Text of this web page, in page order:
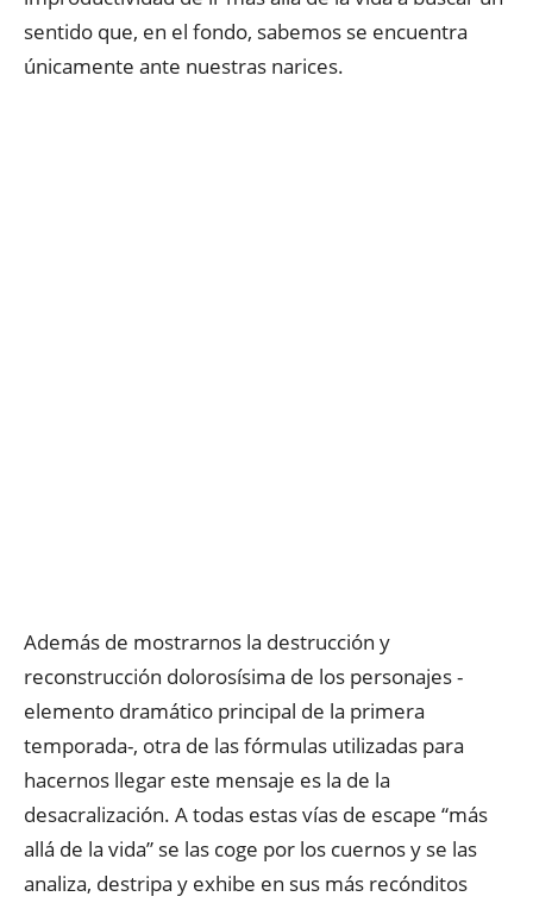
sentido que, en el fondo, sabemos se encuentra
únicamente ante nuestras narices.
Además de mostrarnos la destrucción y
reconstrucción dolorosísima de los personajes -
elemento dramático principal de la primera
temporada-, otra de las fórmulas utilizadas para
hacernos llegar este mensaje es la de la
desacralización. A todas estas vías de escape “más
allá de la vida” se las coge por los cuernos y se las
analiza, destripa y exhibe en sus más recónditos